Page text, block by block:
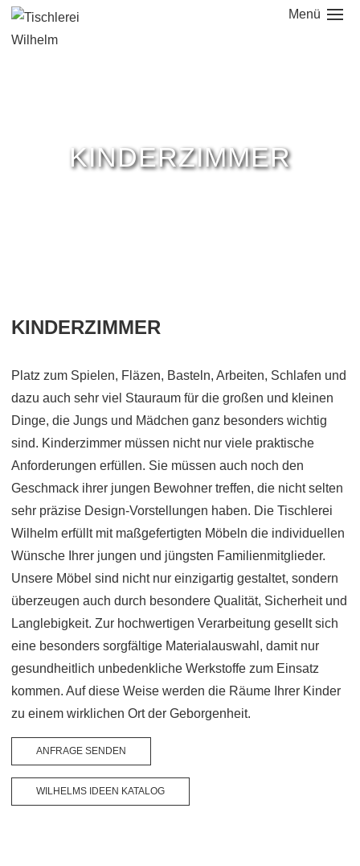
Menü
KINDERZIMMER
KINDERZIMMER
Platz zum Spielen, Fläzen, Basteln, Arbeiten, Schlafen und
dazu auch sehr viel Stauraum für die großen und kleinen
Dinge, die Jungs und Mädchen ganz besonders wichtig
sind. Kinderzimmer müssen nicht nur viele praktische
Anforderungen erfüllen. Sie müssen auch noch den
Geschmack ihrer jungen Bewohner treffen, die nicht selten
sehr präzise Design-Vorstellungen haben. Die Tischlerei
Wilhelm erfüllt mit maßgefertigten Möbeln die individuellen
Wünsche Ihrer jungen und jüngsten Familienmitglieder.
Unsere Möbel sind nicht nur einzigartig gestaltet, sondern
überzeugen auch durch besondere Qualität, Sicherheit und
Langlebigkeit. Zur hochwertigen Verarbeitung gesellt sich
eine besonders sorgfältige Materialauswahl, damit nur
gesundheitlich unbedenkliche Werkstoffe zum Einsatz
kommen. Auf diese Weise werden die Räume Ihrer Kinder
zu einem wirklichen Ort der Geborgenheit.
ANFRAGE SENDEN
WILHELMS IDEEN KATALOG